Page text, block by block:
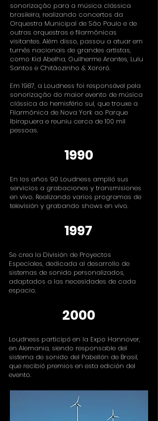
sonorização para a música clássica
brasileira, realizando concertos da
Orquestra Municipal de São Paulo e de
outras orquestras e filarmônicas
visitantes. Além disso, passou a atuar em
turnês nacionais de grandes artistas,
como Kid Abelha, Guilherme Arantes, Lulu
Santos e Chitãozinho & Xororó.
Em 1987, a Loudness foi responsável pela
sonorização do maior evento de música
clássica do hemisfério sul, que trouxe a
Filarmônica de Nova York ao Parque
Ibirapuera e reuniu cerca de 100 mil
pessoas.
1990
En los años 90 Loudness amplió sus
servicios a grabaciones y transmisiones
en vivo. Realizando varios programas de
televisión y grabando shows en vivo.
1997
Se crea la División de Proyectos
Especiales, dedicada al desarrollo de
sistemas de sonido personalizados,
adaptados a las necesidades de cada
espacio.
2000
Loudness participó en la Expo Hannover,
en Alemania, siendo responsable del
sistema de sonido del Pabellón de Brasil,
que recibió premios en esta edición del
evento.